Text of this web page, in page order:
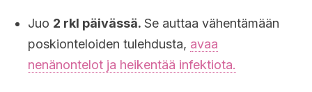
Juo 2 rkl päivässä. Se auttaa vähentämään
poskionteloiden tulehdusta, avaa
nenänontelot ja heikentää infektiota.